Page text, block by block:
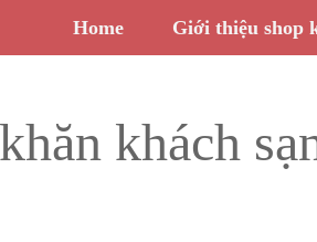
Home Giới thiệu shop
khăn khách